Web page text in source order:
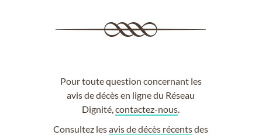
Pour toute question concernant les
avis de décès en ligne du Réseau
Dignité,contactez-nous
Consultez lesavis de décès récentsdes